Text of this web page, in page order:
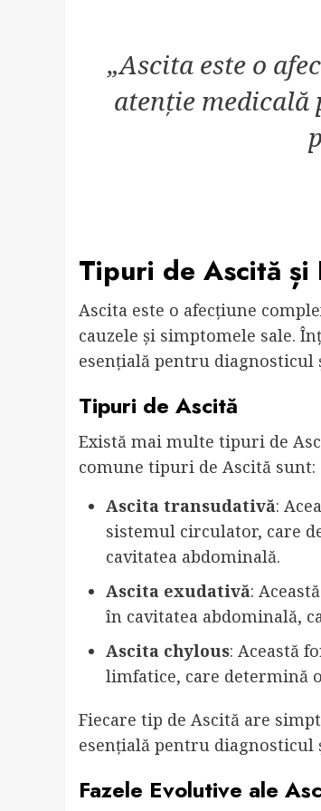
„Ascita este o
atenție medicală
Tipuri de Ascită și
Ascita este o afecțiune
cauzele și simptomele sale.
esențială pentru
Tipuri de Ascită
Există mai multe tipuri de
comune tipuri de Ascită sunt:
Ascita transudativă:
sistemul circulator, care
cavitatea abdominală.
Ascita exudativă:
în cavitatea abdominală,
Ascita chylous: Această
limfatice, care determină
Fiecare tip de Ascită are
esențială pentru
Fazele Evolutive ale